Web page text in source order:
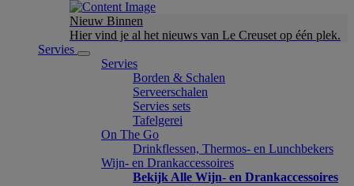
Nieuw Binnen
Hier vind je al het nieuws van Le Creuset op één plek.
Servies
Servies
Borden & Schalen
Serveerschalen
Servies sets
Tafelgerei
On The Go
Drinkflessen, Thermos- en Lunchbekers
Wijn- en Drankaccessoires
Bekijk Alle Wijn- en Drankaccessoires